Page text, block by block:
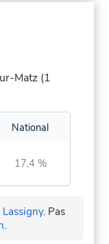
Matz (1
National
17,4 %
Lassigny. Pas
.